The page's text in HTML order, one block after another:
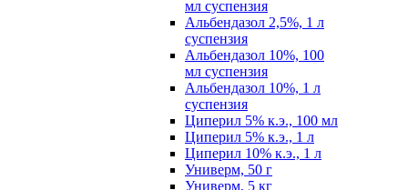
мл суспензия
Альбендазол 2,5%, 1 л
суспензия
Альбендазол 10%, 100
мл суспензия
Альбендазол 10%, 1 л
суспензия
Циперил 5% к.э., 100 мл
Циперил 5% к.э., 1 л
Циперил 10% к.э., 1 л
Универм, 50 г
Универм, 5 кг